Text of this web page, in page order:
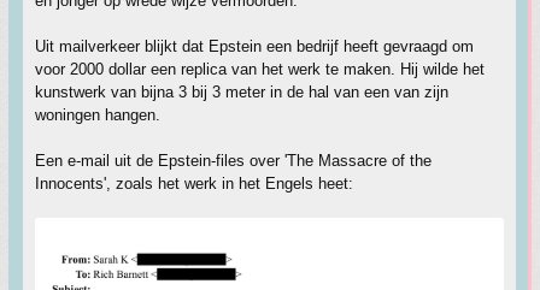
Uit mailverkeer blijkt dat Epstein een bedrijf heeft gevraagd om
voor 2000 dollar een replica van het werk te maken. Hij wilde het
kunstwerk van bijna 3 bij 3 meter in de hal van een van zijn
woningen hangen.
Een e-mail uit de Epstein-files over 'The Massacre of the
Innocents', zoals het werk in het Engels heet: